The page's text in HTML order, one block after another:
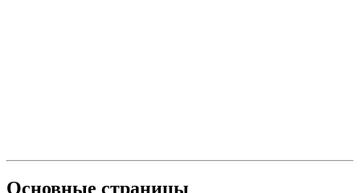
Основные страницы